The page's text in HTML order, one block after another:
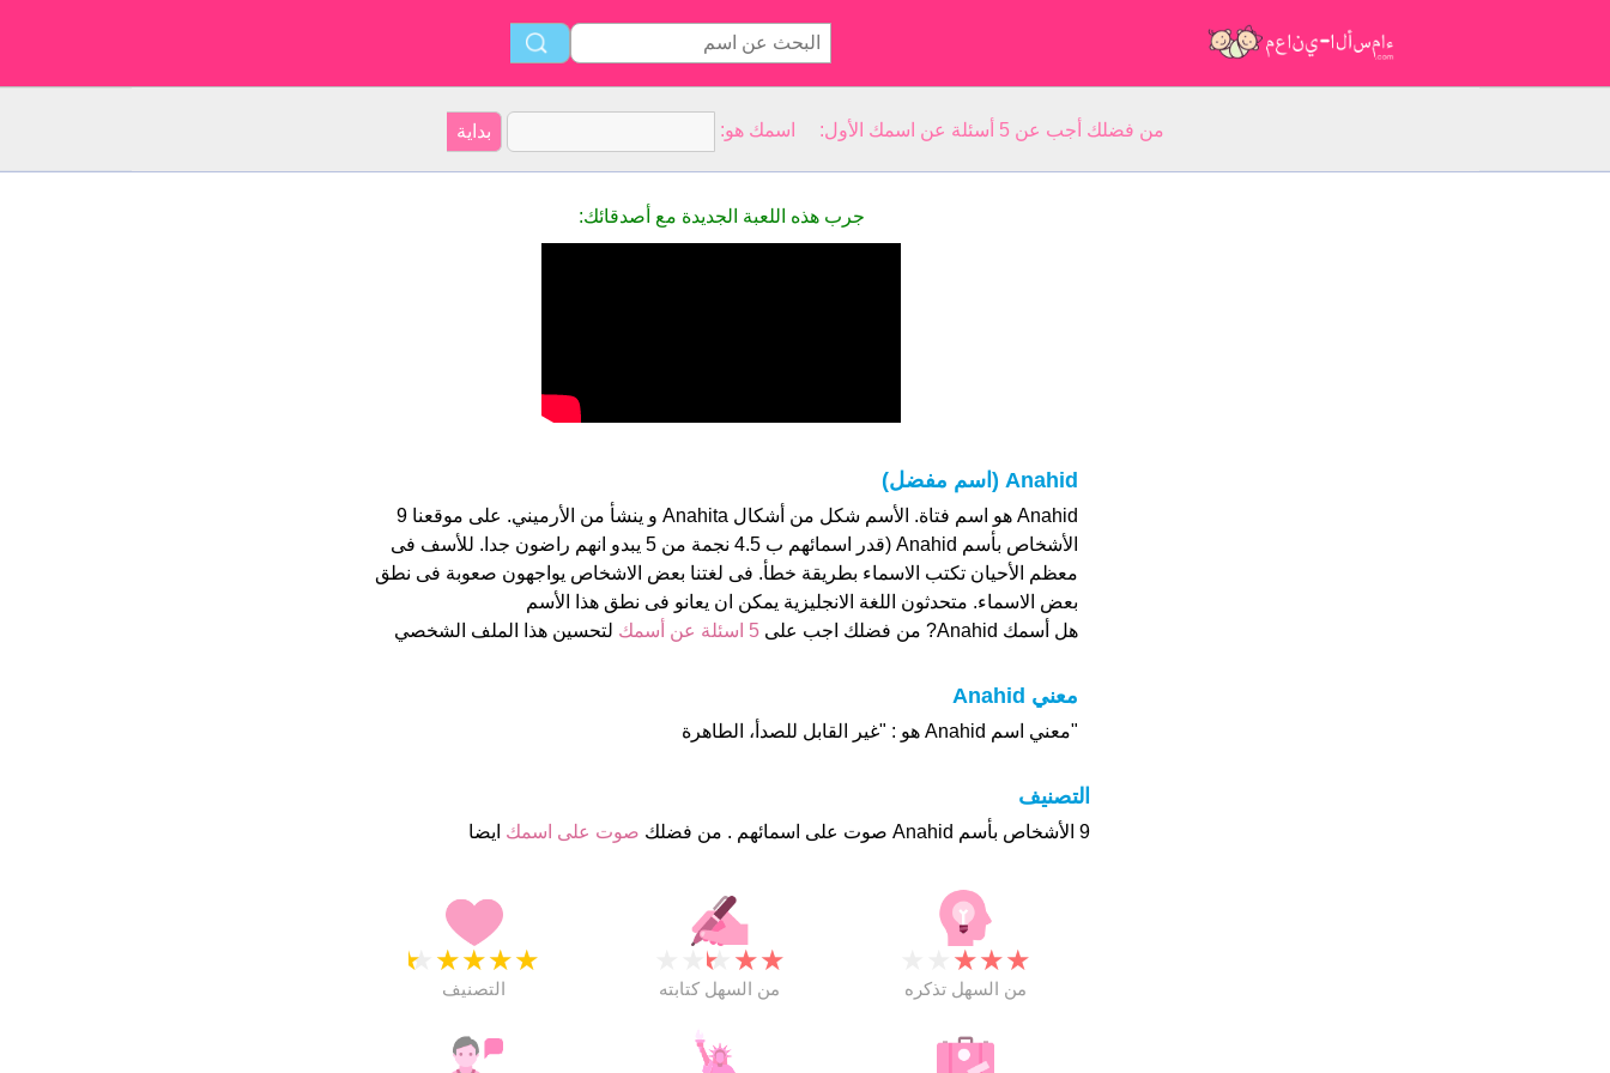
من فضلك أجب عن 5 أسئلة عن اسمك الأول: اسمك هو:
جرب هذه اللعبة الجديدة مع أصدقائك:
Anahid (اسم مفضل)
Anahid هو اسم فتاة. الأسم شكل من أشكال Anahita و ينشأ من الأرميني. على موقعنا 9
الأشخاص بأسم Anahid (قدر اسمائهم ب 4.5 نجمة من 5 يبدو انهم راضون جدا. للأسف فى
معظم الأحيان تكتب الاسماء بطريقة خطأ. فى لغتنا بعض الاشخاص يواجهون صعوبة فى نطق
بعض الاسماء. متحدثون اللغة الانجليزية يمكن ان يعانو فى نطق هذا الأسم
هل أسمك Anahid? من فضلك اجب على
5 اسئلة عن أسمك لتحسين هذا الملف الشخصي
معني Anahid
"معني اسم Anahid هو : "غير القابل للصدأ، الطاهرة
التصنيف
9 الأشخاص بأسم Anahid صوت على اسمائهم . من فضلك صوت على اسمك ايضا
★
★
★
★
★
التصنيف
★
★
★
من السهل كتابته
★
★
★
من السهل تذكره